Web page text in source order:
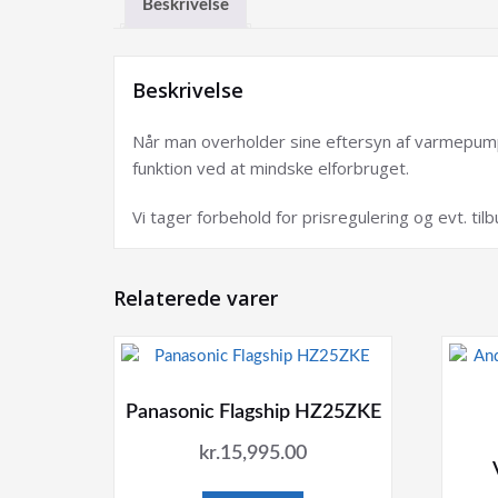
Beskrivelse
Beskrivelse
Når man overholder sine eftersyn af
funktion ved at mindske elforbruget.
Vi tager forbehold for prisregulering og evt.
Relaterede varer
Panasonic Flagship HZ25ZKE
kr.15,995.00